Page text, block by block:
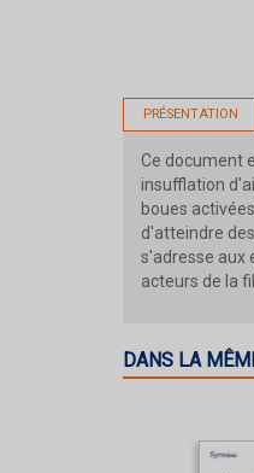
PRÉSENTATION
Ce document
insufflation
boues
d'atteindre
s'adresse aux
acteurs de la
DANS LA